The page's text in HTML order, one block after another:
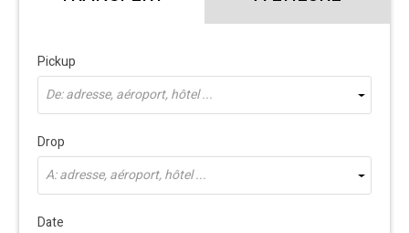
Pickup
De: adresse, aéroport, hôtel ...
Drop
À: adresse, aéroport, hôtel ...
Date